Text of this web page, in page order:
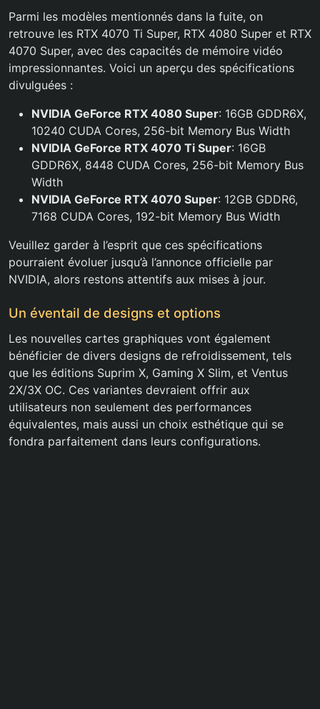
Parmi les modèles mentionnés dans la fuite, on
retrouve les RTX 4070 Ti Super, RTX 4080 Super et RTX
4070 Super, avec des capacités de mémoire vidéo
impressionnantes. Voici un aperçu des spécifications
divulguées :
NVIDIA GeForce RTX 4080 Super: 16GB GDDR6X,
10240 CUDA Cores, 256-bit Memory Bus Width
NVIDIA GeForce RTX 4070 Ti Super: 16GB
GDDR6X, 8448 CUDA Cores, 256-bit Memory Bus
Width
NVIDIA GeForce RTX 4070 Super: 12GB GDDR6,
7168 CUDA Cores, 192-bit Memory Bus Width
Veuillez garder à l’esprit que ces spécifications
pourraient évoluer jusqu’à l’annonce officielle par
NVIDIA, alors restons attentifs aux mises à jour.
Un éventail de designs et options
Les nouvelles cartes graphiques vont également
bénéficier de divers designs de refroidissement, tels
que les éditions Suprim X, Gaming X Slim, et Ventus
2X/3X OC. Ces variantes devraient offrir aux
utilisateurs non seulement des performances
équivalentes, mais aussi un choix esthétique qui se
fondra parfaitement dans leurs configurations.